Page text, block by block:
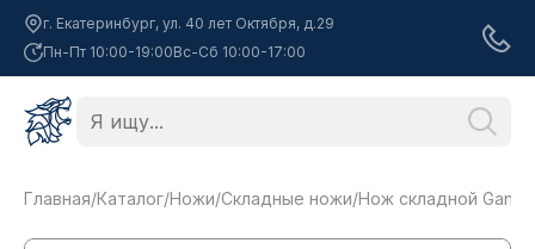
г. Екатеринбург, ул. 40 лет Октября, д.29
Пн-Пт 10:00-19:00Вс-Сб 10:00-17:00
Главная/Каталог/Ножи/Складные ножи/Нож складной